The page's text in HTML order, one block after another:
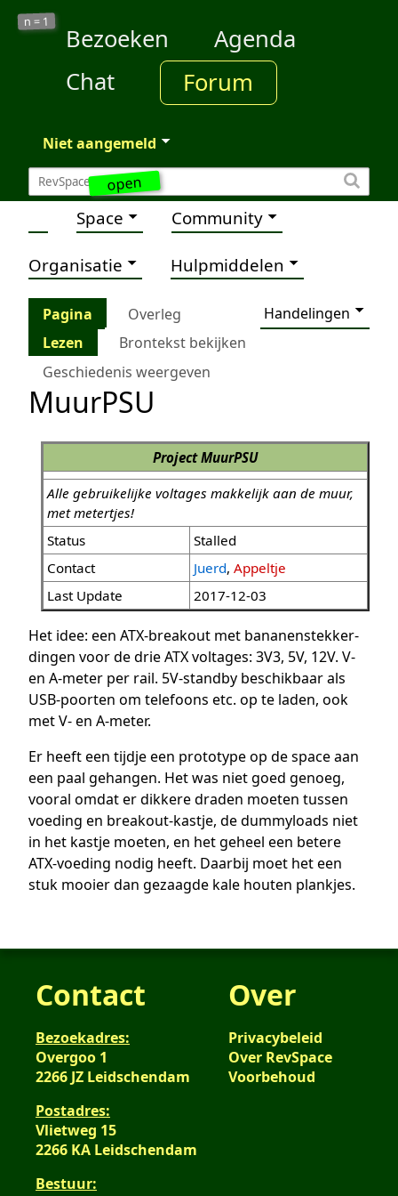
open
n = 1
Bezoeken
Agenda
Chat
Forum
Niet aangemeld
Space Community
Organisatie Hulpmiddelen
Pagina Overleg
Handelingen
Lezen
Brontekst bekijken
Geschiedenis weergeven
MuurPSU
Project MuurPSU
Alle gebruikelijke voltages makkelijk aan de muur,
met metertjes!
Status
Stalled
Contact
Juerd, Appeltje
Last Update
2017-12-03
Het idee: een ATX-breakout met bananenstekker-
dingen voor de drie ATX voltages: 3V3, 5V, 12V. V-
en A-meter per rail. 5V-standby beschikbaar als
USB-poorten om telefoons etc. op te laden, ook
met V- en A-meter.
Er heeft een tijdje een prototype op de space aan
een paal gehangen. Het was niet goed genoeg,
vooral omdat er dikkere draden moeten tussen
voeding en breakout-kastje, de dummyloads niet
in het kastje moeten, en het geheel een betere
ATX-voeding nodig heeft. Daarbij moet het een
stuk mooier dan gezaagde kale houten plankjes.
Contact
Bezoekadres:
Overgoo 1
2266 JZ Leidschendam
Postadres:
Vlietweg 15
2266 KA Leidschendam
Bestuur:
Over
Privacybeleid
Over RevSpace
Voorbehoud